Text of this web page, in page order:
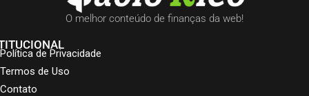
O melhor conteúdo de finanças da web!
Política de Privacidade
Termos de Uso
Contato